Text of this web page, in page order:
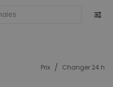
Prix / Changer 24 h